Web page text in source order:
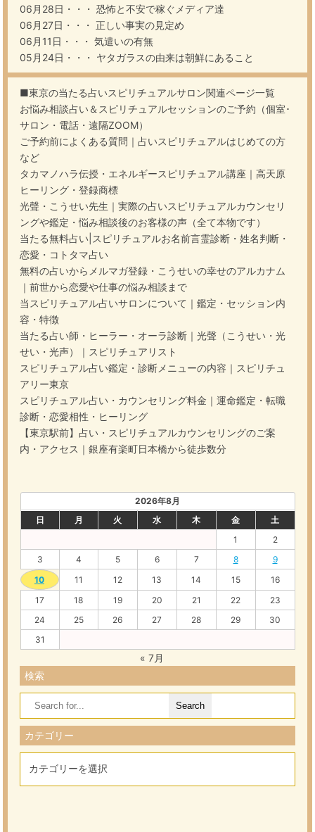
06月28日・・・ 恐怖と不安で稼ぐメディア達
06月27日・・・ 正しい事実の見定め
06月11日・・・ 気遣いの有無
05月24日・・・ ヤタガラスの由来は朝鮮にあること
■東京の当たる占いスピリチュアルサロン関連ページ一覧
お悩み相談占い＆スピリチュアルセッションのご予約（個室･
サロン・電話・遠隔ZOOM）
ご予約前によくある質問｜占いスピリチュアルはじめての方
など
タカマノハラ伝授・エネルギースピリチュアル講座｜高天原
ヒーリング・登録商標
光聲・こうせい先生｜実際の占いスピリチュアルカウンセリ
ングや鑑定・悩み相談後のお客様の声（全て本物です）
当たる無料占い|スピリチュアルお名前言霊診断・姓名判断・
恋愛・コトタマ占い
無料の占いからメルマガ登録・こうせいの幸せのアルカナム
｜前世から恋愛や仕事の悩み相談まで
当スピリチュアル占いサロンについて｜鑑定・セッション内
容・特徴
当たる占い師・ヒーラー・オーラ診断｜光聲（こうせい・光
せい・光声）｜スピリチュアリスト
スピリチュアル占い鑑定・診断メニューの内容｜スピリチュ
アリー東京
スピリチュアル占い・カウンセリング料金｜運命鑑定・転職
診断・恋愛相性・ヒーリング
【東京駅前】占い・スピリチュアルカウンセリングのご案
内・アクセス｜銀座有楽町日本橋から徒歩数分
2026年8月
日
月 火 水 木 金
土
1
2
3
4 5 6 7 8
9
10
11 12 13 14 15
16
17
18 19 20 21 22
23
24
25 26 27 28 29
30
31
« 7月
検索
Search
for:
カテゴリー